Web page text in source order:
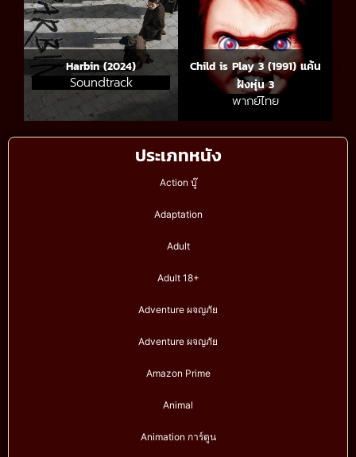
ประเภทหนัง
Action บู๊
Adaptation
Adult
Adult 18+
Adventure ผจญภัย
Adventure ผจญภัย
Amazon Prime
Animal
Animation การ์ตูน
Harbin (2024)
Soundtrack
Child is Play 3 (1991) แค้น
ฝังหุ่น 3
พากย์ไทย